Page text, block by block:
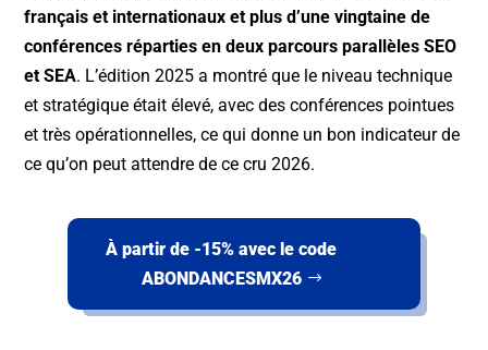
français et internationaux et plus d’une vingtaine de
conférences réparties en deux parcours parallèles SEO
et SEA. L’édition 2025 a montré que le niveau technique
et stratégique était élevé, avec des conférences pointues
et très opérationnelles, ce qui donne un bon indicateur de
ce qu’on peut attendre de ce cru 2026.
À partir de -15% avec le code
ABONDANCESMX26